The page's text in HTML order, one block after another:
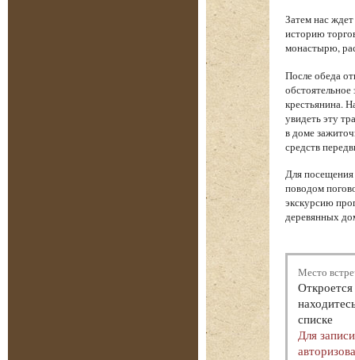
Затем нас
историю
монастырю,
После обеда
крестьянина.
увидеть эту
в доме
средств
Для посещения
поводом
экскурсию
деревянных
Место
списке
Для